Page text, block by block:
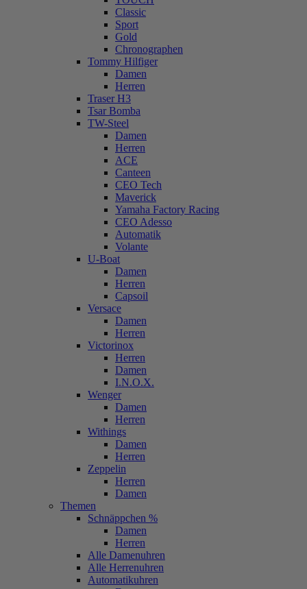
Classic
Sport
Gold
Chronographen
Tommy Hilfiger
Damen
Herren
Traser H3
Tsar Bomba
TW-Steel
Damen
Herren
ACE
Canteen
CEO Tech
Maverick
Yamaha Factory Racing
CEO Adesso
Automatik
Volante
U-Boat
Damen
Herren
Capsoil
Versace
Damen
Herren
Victorinox
Herren
Damen
I.N.O.X.
Wenger
Damen
Herren
Withings
Damen
Herren
Zeppelin
Herren
Damen
Themen
Schnäppchen %
Damen
Herren
Alle Damenuhren
Alle Herrenuhren
Automatikuhren